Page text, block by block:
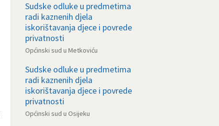
Sudske odluke u predmetima
radi kaznenih djela
iskorištavanja djece i povrede
privatnosti
Općinski sud u Metkoviću
Sudske odluke u predmetima
radi kaznenih djela
iskorištavanja djece i povrede
privatnosti
Općinski sud u Osijeku